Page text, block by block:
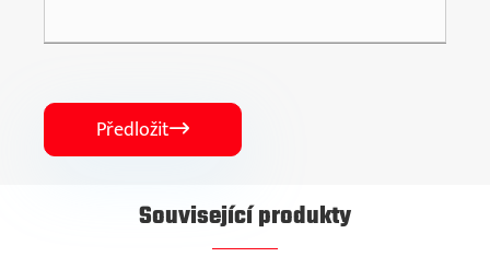
Předložit
Související produkty